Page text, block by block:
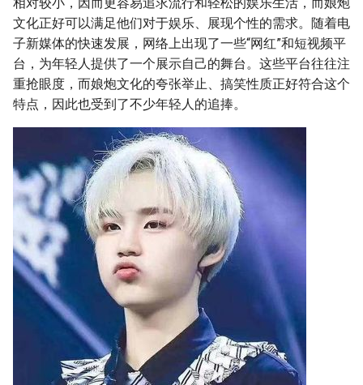
文化正好可以满足他们对于娱乐、展现个性的需求。随着电
子新媒体的快速发展，网络上出现了一些“网红”和短视频平
台，为年轻人提供了一个展示自己的舞台。这些平台往往注
重抢眼度，而娘炮文化的夸张举止、搞笑性质正好符合这个
特点，因此也受到了不少年轻人的追捧。